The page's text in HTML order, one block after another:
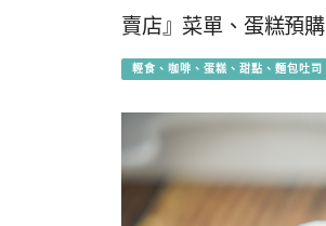
賣店』菜單、蛋糕預購
輕食、咖啡、蛋糕、甜點、麵包吐司